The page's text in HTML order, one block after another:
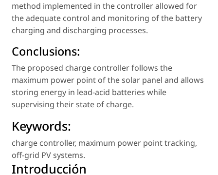
method implemented in the controller allowed for
the adequate control and monitoring of the battery
charging and discharging processes.
Conclusions:
The proposed charge controller follows the
maximum power point of the solar panel and allows
storing energy in lead-acid batteries while
supervising their state of charge.
Keywords:
charge controller, maximum power point tracking,
off-grid PV systems.
Introducción